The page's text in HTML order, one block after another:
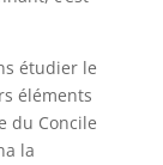
étudier le
éléments
du Concile
la